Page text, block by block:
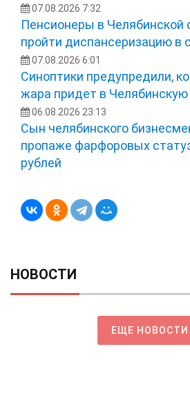
07.08.2026 7:32
Пенсионеры в Челябинской
пройти диспансеризацию в
07.08.2026 6:01
Синоптики предупредили,
жара придет в Челябинскую
06.08.2026 23:13
Сын челябинского
пропаже фарфоровых
рублей
НОВОСТИ
ЕЩЕ НОВОСТИ